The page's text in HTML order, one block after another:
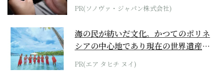
PR(ソノヴァ・ジャパン株式会社)
海の民が紡いだ文化。かつてのポリネ
シアの中心地であり現在の世界遺産か
らみえてくる...
PR(エア タヒチ ヌイ)